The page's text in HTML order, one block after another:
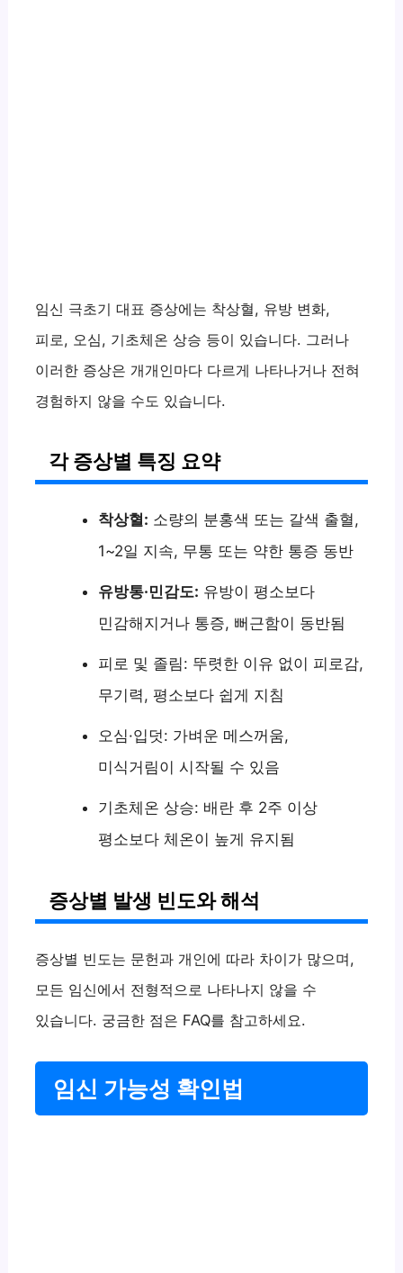
임신 극초기 대표 증상에는 착상혈, 유방 변화,
피로, 오심, 기초체온 상승 등이 있습니다. 그러나
이러한 증상은 개개인마다 다르게 나타나거나 전혀
경험하지 않을 수도 있습니다.
각 증상별 특징 요약
착상혈: 소량의 분홍색 또는 갈색 출혈,
1~2일 지속, 무통 또는 약한 통증 동반
유방통·민감도: 유방이 평소보다
민감해지거나 통증, 뻐근함이 동반됨
피로 및 졸림: 뚜렷한 이유 없이 피로감,
무기력, 평소보다 쉽게 지침
오심·입덧: 가벼운 메스꺼움,
미식거림이 시작될 수 있음
기초체온 상승: 배란 후 2주 이상
평소보다 체온이 높게 유지됨
증상별 발생 빈도와 해석
증상별 빈도는 문헌과 개인에 따라 차이가 많으며,
모든 임신에서 전형적으로 나타나지 않을 수
있습니다. 궁금한 점은 FAQ를 참고하세요.
임신 가능성 확인법